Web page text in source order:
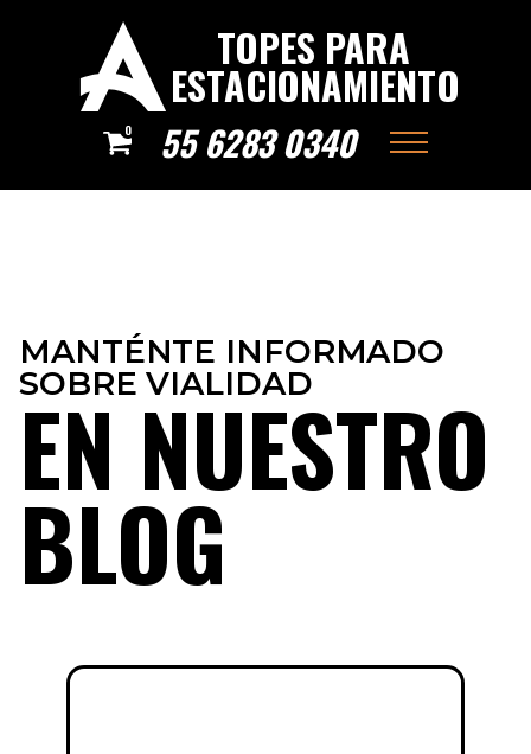
TOPES PARA
ESTACIONAMIENTO
0 55 6283 0340
MANTÉNTE INFORMADO
SOBRE VIALIDAD
EN NUESTRO
BLOG